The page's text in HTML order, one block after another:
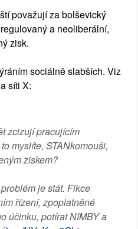
považují za bolševický
a neoliberální,
zisk.
sociálně slabších. Viz
síti X:
zcizují pracujícím
myslíte, STANkomouši,
ziskem?
je stát. Fikce
řízení, zpoplatněné
účinku, potírat NIMBY a